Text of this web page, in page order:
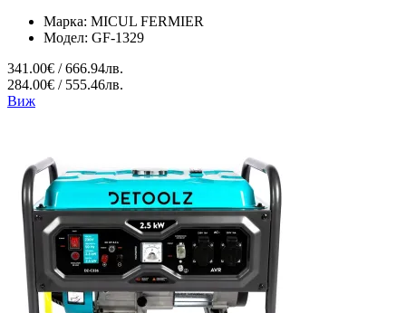
Марка: MICUL FERMIER
Модел: GF-1329
341.00€ / 666.94лв.
284.00€ / 555.46лв.
Виж